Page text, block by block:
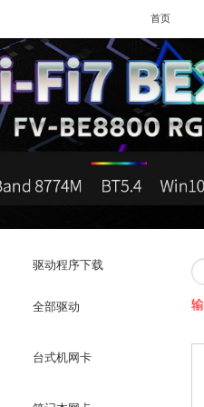
首页
驱动程序下载
全部驱动
台式机网卡